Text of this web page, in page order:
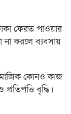
ফেরত পাওয়ার
না করলে ব্যবসায়
কোনও কাজ
বৃদ্ধি।